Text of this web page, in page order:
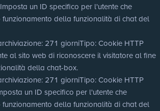
Imposta un ID specifico per l'utente che
della funzionalità di chat del
: 271 giorniTipo: Cookie HTTP
al sito web di riconoscere il visitatore al fine
della chat-box.
: 271 giorniTipo: Cookie HTTP
un ID specifico per l'utente che
della funzionalità di chat del